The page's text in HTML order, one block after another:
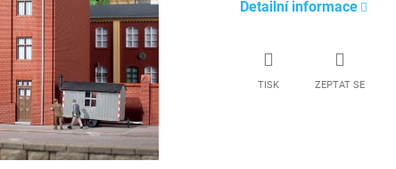
Detailní informace
TISK ZEPTAT SE